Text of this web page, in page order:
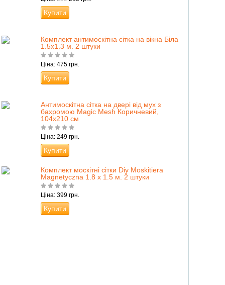
Купити
Комплект антимоскітна сітка на вікна Біла
1.5х1.3 м. 2 штуки
Ціна: 475 грн.
Купити
Антимоскітна сітка на двері від мух з
бахромою Magic Mesh Коричневий,
104х210 см
Ціна: 249 грн.
Купити
Комплект москітні сітки Diy Moskitiera
Magnetyczna 1.8 х 1.5 м. 2 штуки
Ціна: 399 грн.
Купити